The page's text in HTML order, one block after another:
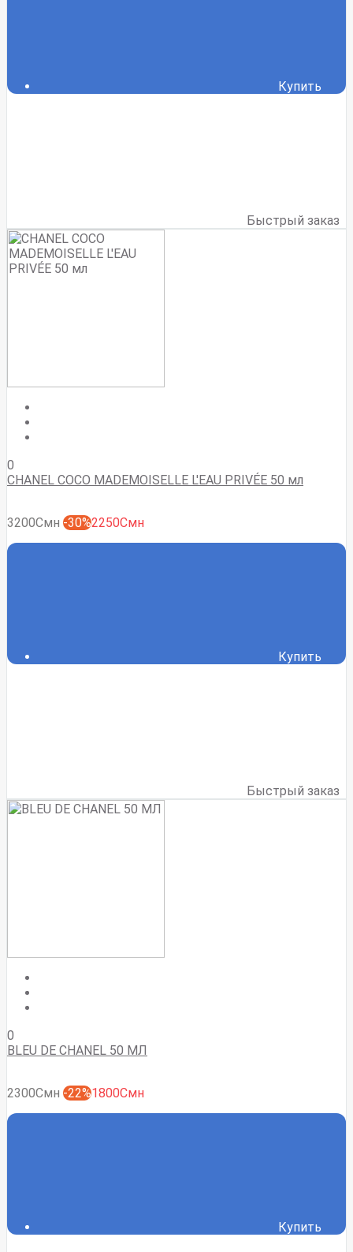
Купить
Быстрый заказ
0
CHANEL COCO MADEMOISELLE L'EAU PRIVÉE 50 мл
3200Смн -30%2250Смн
Купить
Быстрый заказ
0
BLEU DE CHANEL 50 МЛ
2300Смн -22%1800Смн
Купить